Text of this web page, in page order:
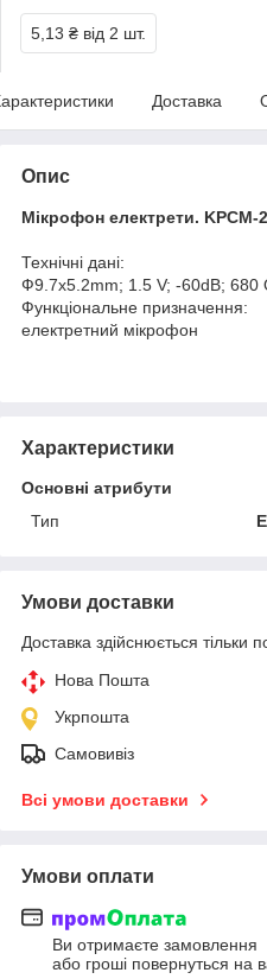
5,13 ₴ від 2 шт.
Доставка
Опис
Мікрофон електрети. KPCM-
Технічні дані:
Ф9.7x5.2mm; 1.5 V; -60dB; 680
Функціональне призначення:
електретний мікрофон
Характеристики
Основні атрибути
Тип
Умови доставки
Доставка здійснюється тільки
Нова Пошта
Укрпошта
Самовивіз
Всі умови доставки
Умови оплати
Ви отримаєте замовлення
або гроші повернуться на